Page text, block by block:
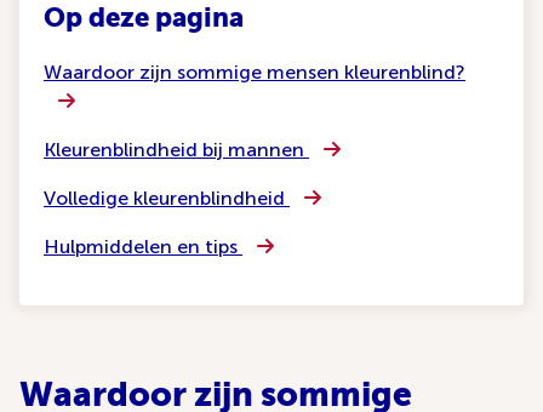
Op deze pagina
Waardoor zijn sommige mensen kleurenblind?
Kleurenblindheid bij mannen
Volledige kleurenblindheid
Hulpmiddelen en tips
Waardoor zijn sommige